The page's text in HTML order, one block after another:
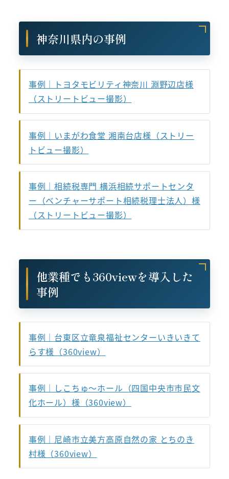
神奈川県内の事例
事例｜トヨタモビリティ神奈川 淵野辺店様
（ストリートビュー撮影）
事例｜いまがわ食堂 湘南台店様（ストリー
トビュー撮影）
事例｜相続税専門 横浜相続サポートセンタ
ー（ベンチャーサポート相続税理士法人）様
（ストリートビュー撮影）
他業種でも360viewを導入した
事例
事例｜台東区立竜泉福祉センターいきいきて
らす様（360view）
事例｜しこちゅ～ホール（四国中央市市民文
化ホール）様（360view）
事例｜尼崎市立美方高原自然の家 とちのき
村様（360view）